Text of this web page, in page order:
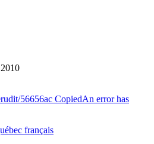
56656ac CopiedAn error has
français